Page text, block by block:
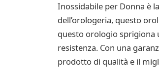
Inossidabile per Donna è
dell’orologeria, questo
questo orologio sprigiona
resistenza. Con una
prodotto di qualità e il